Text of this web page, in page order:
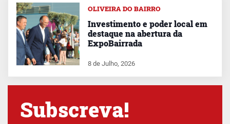
OLIVEIRA DO BAIRRO
Investimento e poder local em
destaque na abertura da
ExpoBairrada
8 de Julho, 2026
Subscreva!